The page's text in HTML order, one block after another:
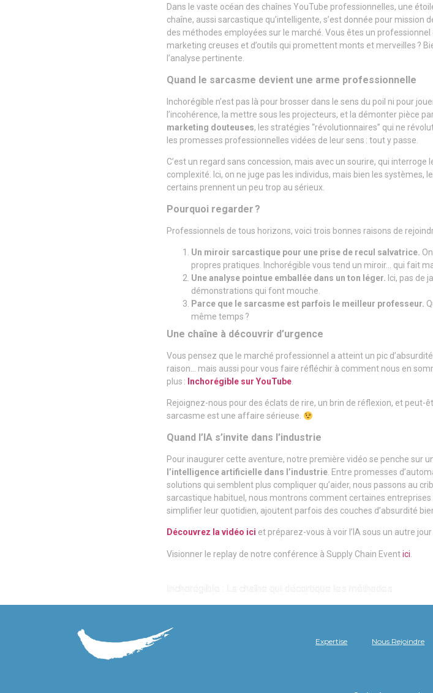
Dans le vaste océan des chaînes YouTube professionnelles, une
chaîne, aussi sarcastique qu’intelligente, s’est donnée pour
des méthodes employées sur le marché. Vous êtes un
marketing creuses et d’outils qui promettent monts et merveilles ?
l’analyse pertinente.
Quand le sarcasme devient une arme professionnelle
Inchorégible n’est pas là pour brosser dans le sens du poil ni pour
l’incohérence, la mettre sous les projecteurs, et la démonter pièce
marketing douteuses, les stratégies “révolutionnaires” qui ne
les promesses professionnelles vidées de leur sens : tout y passe.
C’est un regard sans concession, mais avec un sourire, qui
complexité. Ici, on ne juge pas les individus, mais bien les
certains prennent un peu trop au sérieux.
Pourquoi regarder ?
Professionnels de tous horizons, voici trois bonnes raisons de
Un miroir sarcastique pour une prise de recul salvatrice.
propres pratiques. Inchorégible vous tend un miroir… qui fait
Une analyse pointue emballée dans un ton léger. Ici, pas de
démonstrations qui font mouche.
Parce que le sarcasme est parfois le meilleur professeur.
même temps ?
Une chaîne à découvrir d’urgence
Vous pensez que le marché professionnel a atteint un pic
raison… mais aussi pour vous faire réfléchir à comment nous en
plus : Inchorégible sur YouTube
Rejoignez-nous pour des éclats de rire, un brin de réflexion, et peut-
sarcasme est une affaire sérieuse.
Quand l’IA s’invite dans l’industrie
Pour inaugurer cette aventure, notre première vidéo se penche sur
l’intelligence artificielle dans l’industrie . Entre promesses
solutions qui semblent plus compliquer qu’aider, nous passons au
sarcastique habituel, nous montrons comment certaines
simplifier leur quotidien, ajoutent parfois des couches d’absurdité
Découvrez la vidéo ici et préparez-vous à voir l’IA sous un autre jour
Visionner le replay de notre conférence à Supply Chain Eventici
Expertise Nous Rejoindre